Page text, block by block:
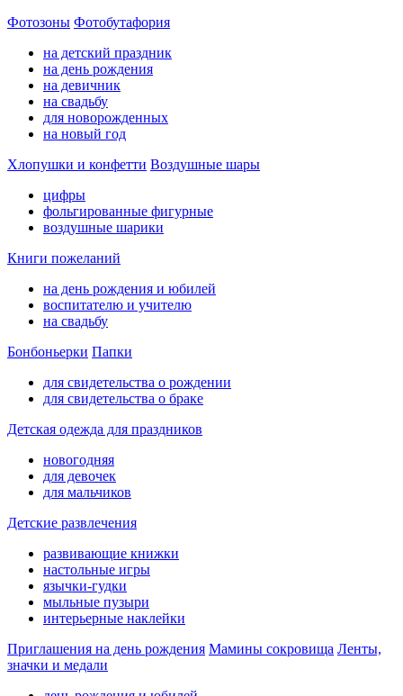
Фотозоны Фотобутафория
на детский праздник
на день рождения
на девичник
на свадьбу
для новорожденных
на новый год
Хлопушки и конфетти Воздушные шары
цифры
фольгированные фигурные
воздушные шарики
Книги пожеланий
на день рождения и юбилей
воспитателю и учителю
на свадьбу
Бонбоньерки Папки
для свидетельства о рождении
для свидетельства о браке
Детская одежда для праздников
новогодняя
для девочек
для мальчиков
Детские развлечения
развивающие книжки
настольные игры
язычки-гудки
мыльные пузыри
интерьерные наклейки
Приглашения на день рождения Мамины сокровища Ленты,
значки и медали